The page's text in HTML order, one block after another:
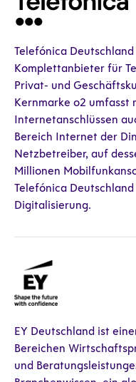
Telefónica
Komplettanbieter für
Privat- und
Kernmarke o2 umfasst
Internetanschlüssen
Bereich Internet der
Netzbetreiber, auf
Millionen
Telefónica
Digitalisierung.
EY Deutschland ist
Bereichen
und